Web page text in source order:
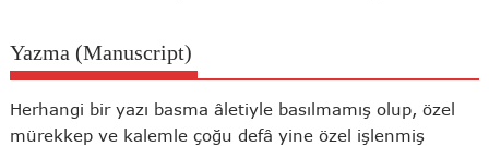
Yazma (Manuscript)
Herhangi bir yazı basma âletiyle basılmamış olup, özel
mürekkep ve kalemle çoğu defâ yine özel işlenmiş